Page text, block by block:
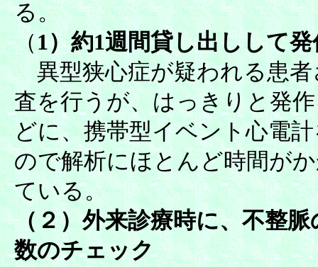
る。
（1）約1週間貸し出しして
異型狭心症が疑われる患者
査を行うが、はっきりと発
どに、携帯型イベント心電
ので解析にほとんど時間が
ている。
（２）外来診療時に、不整
数のチェック